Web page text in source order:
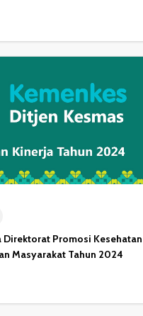
Direktorat Promosi Kesehatan
Masyarakat Tahun 2024